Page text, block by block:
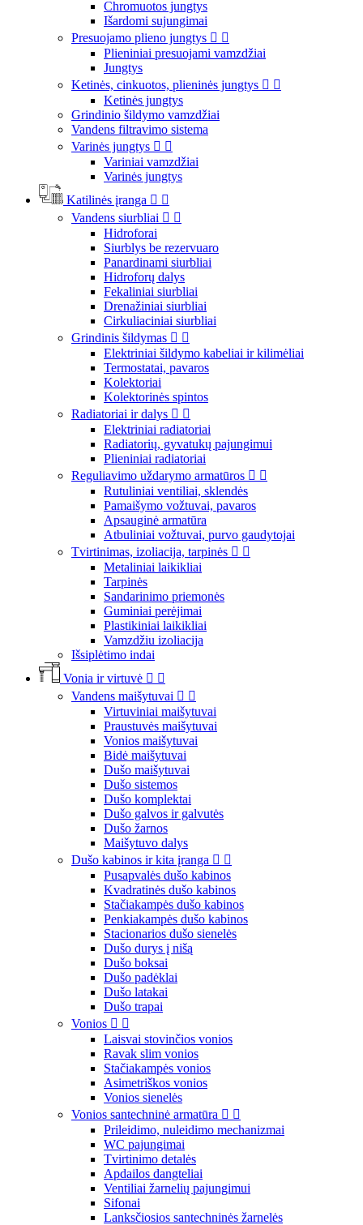
Chromuotos jungtys
Išardomi sujungimai
Presuojamo plieno jungtys  
Plieniniai presuojami vamzdžiai
Jungtys
Ketinės, cinkuotos, plieninės jungtys  
Ketinės jungtys
Grindinio šildymo vamzdžiai
Vandens filtravimo sistema
Varinės jungtys  
Variniai vamzdžiai
Varinės jungtys
Katilinės įranga  
Vandens siurbliai  
Hidroforai
Siurblys be rezervuaro
Panardinami siurbliai
Hidroforų dalys
Fekaliniai siurbliai
Drenažiniai siurbliai
Cirkuliaciniai siurbliai
Grindinis šildymas  
Elektriniai šildymo kabeliai ir kilimėliai
Termostatai, pavaros
Kolektoriai
Kolektorinės spintos
Radiatoriai ir dalys  
Elektriniai radiatoriai
Radiatorių, gyvatukų pajungimui
Plieniniai radiatoriai
Reguliavimo uždarymo armatūros  
Rutuliniai ventiliai, sklendės
Pamaišymo vožtuvai, pavaros
Apsauginė armatūra
Atbuliniai vožtuvai, purvo gaudytojai
Tvirtinimas, izoliacija, tarpinės  
Metaliniai laikikliai
Tarpinės
Sandarinimo priemonės
Guminiai perėjimai
Plastikiniai laikikliai
Vamzdžiu izoliacija
Išsiplėtimo indai
Vonia ir virtuvė  
Vandens maišytuvai  
Virtuviniai maišytuvai
Praustuvės maišytuvai
Vonios maišytuvai
Bidė maišytuvai
Dušo maišytuvai
Dušo sistemos
Dušo komplektai
Dušo galvos ir galvutės
Dušo žarnos
Maišytuvo dalys
Dušo kabinos ir kita įranga  
Pusapvalės dušo kabinos
Kvadratinės dušo kabinos
Stačiakampės dušo kabinos
Penkiakampės dušo kabinos
Stacionarios dušo sienelės
Dušo durys į nišą
Dušo boksai
Dušo padėklai
Dušo latakai
Dušo trapai
Vonios  
Laisvai stovinčios vonios
Ravak slim vonios
Stačiakampės vonios
Asimetriškos vonios
Vonios sienelės
Vonios santechninė armatūra  
Prileidimo, nuleidimo mechanizmai
WC pajungimai
Tvirtinimo detalės
Apdailos dangteliai
Ventiliai žarnelių pajungimui
Sifonai
Lanksčiosios santechninės žarnelės